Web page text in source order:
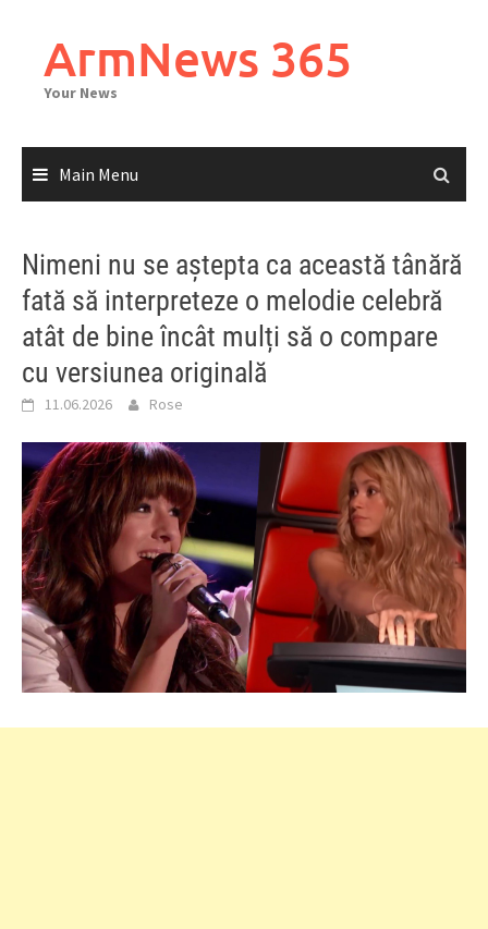
contentArmNews 365
Your News
Main Menu
Nimeni nu se aștepta ca această tânără
fată să interpreteze o melodie celebră
atât de bine încât mulți să o compare
cu versiunea originală
11.06.2026 Rose